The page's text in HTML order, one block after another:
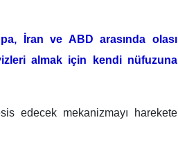
İran ve ABD arasında olası
almak için kendi nüfuzuna
edecek mekanizmayı harekete